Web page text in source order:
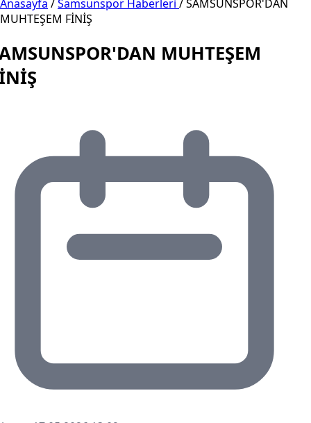
Anasayfa /Samsunspor Haberleri /SAMSUNSPOR'DAN
MUHTEŞEM FİNİŞ
MUHTEŞEM